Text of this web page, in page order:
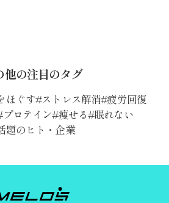
他の注目のタグ
ほぐす ストレス解消 疲労回復
プロテイン 痩せる 眠れない
題のヒト・企業